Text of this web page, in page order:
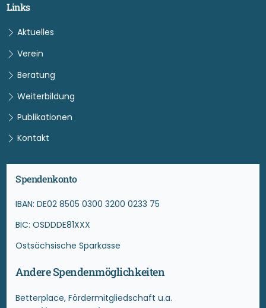
Links
Aktuelles
Verein
Beratung
Weiterbildung
Publikationen
Kontakt
Spendenkonto
IBAN: DE02 8505 0300 3200 0233 75
BIC: OSDDDE81XXX
Ostsächsische Sparkasse
Andere Spendenmöglichkeiten
Betterplace, Fördermitgliedschaft u.a.